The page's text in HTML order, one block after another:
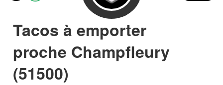
Tacos à emporter
proche Champfleury
(51500)